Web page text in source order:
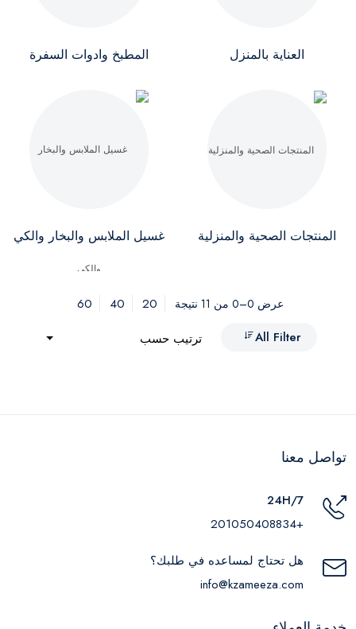
العناية بالمنزل المطبخ وادوات السفرة
المنتجات الصحية والمنزلية غسيل الملابس والبخار والكي
عرض 0–0 من 11 نتيجة 20
40
60
All Filter
ترتيب حسب
تواصل معنا
24H/7
+201050408834
هل تحتاج لمساعده في طلبك؟
info@kzameeza.com